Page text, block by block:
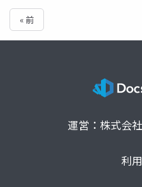
« 前
運営：株式会
利